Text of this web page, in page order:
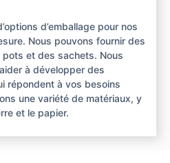
d’emballage pour nos
Nous pouvons fournir des
et des sachets. Nous
à développer des
répondent à vos besoins
une variété de matériaux, y
et le papier.